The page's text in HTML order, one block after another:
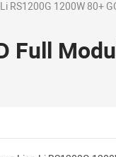
RS1200G 1200W 80+
Full